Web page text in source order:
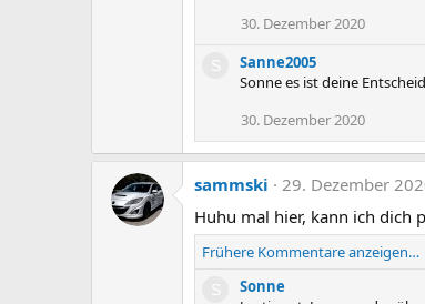
30. Dezember 2020
S
Sanne2005
Sonne es ist deine
30. Dezember 2020
sammski
29. Dezember
Huhu mal hier, kann ich dich
Frühere Kommentare anzeigen…
S
Sonne